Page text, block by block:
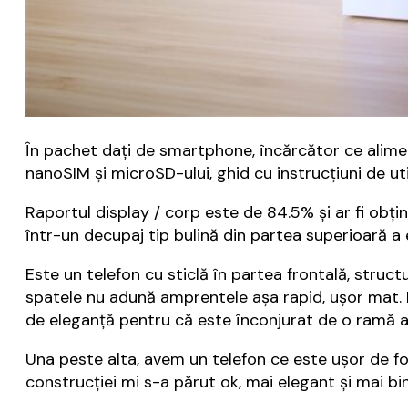
În pachet dați de smartphone, încărcător ce
nanoSIM și microSD-ului, ghid cu instrucțiuni de
Raportul display / corp este de 84.5% și ar fi
într-un decupaj tip bulină din partea superioară
Este un telefon cu sticlă în partea frontală,
spatele nu adună amprentele așa rapid, ușor
de eleganță pentru că este înconjurat de o ramă
Una peste alta, avem un telefon ce este ușor de
construcției mi s-a părut ok, mai elegant și mai